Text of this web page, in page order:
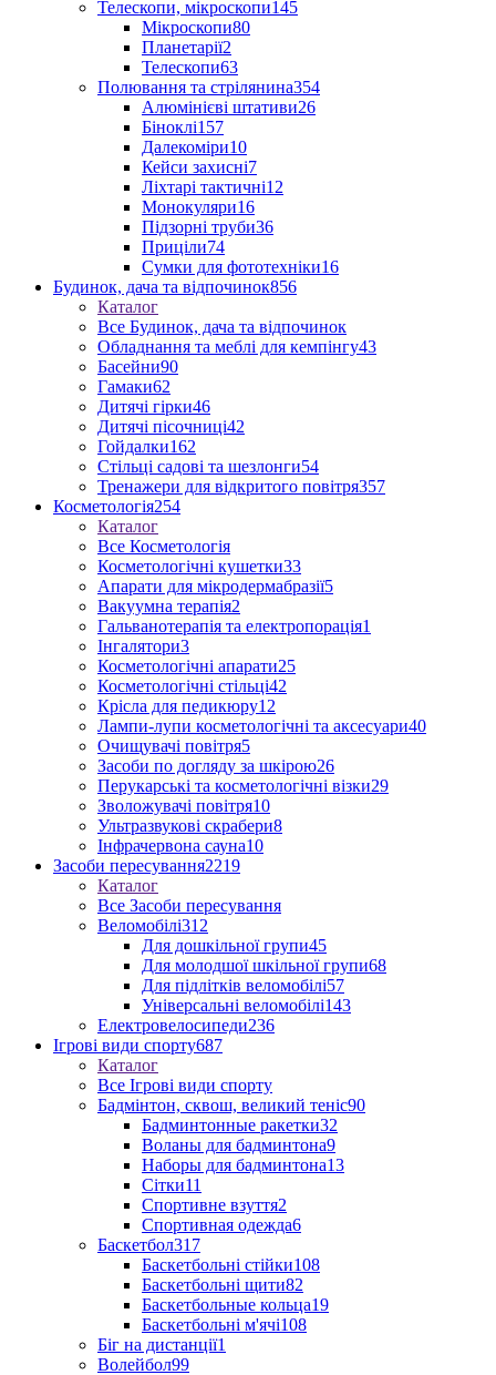
Телескопи, мікроскопи145
Мікроскопи80
Планетарії2
Телескопи63
Полювання та стрілянина354
Алюмінієві штативи26
Біноклі157
Далекоміри10
Кейси захисні7
Ліхтарі тактичні12
Монокуляри16
Підзорні труби36
Приціли74
Сумки для фототехніки16
Будинок, дача та відпочинок856
Каталог
Все Будинок, дача та відпочинок
Обладнання та меблі для кемпінгу43
Басейни90
Гамаки62
Дитячі гірки46
Дитячі пісочниці42
Гойдалки162
Стільці садові та шезлонги54
Тренажери для відкритого повітря357
Косметологія254
Каталог
Все Косметологія
Косметологічні кушетки33
Апарати для мікродермабразії5
Вакуумна терапія2
Гальванотерапія та електропорація1
Інгалятори3
Косметологічні апарати25
Косметологічні стільці42
Крісла для педикюру12
Лампи-лупи косметологічні та аксесуари40
Очищувачі повітря5
Засоби по догляду за шкірою26
Перукарські та косметологічні візки29
Зволожувачі повітря10
Ультразвукові скрабери8
Інфрачервона сауна10
Засоби пересування2219
Каталог
Все Засоби пересування
Веломобілі312
Для дошкільної групи45
Для молодшої шкільної групи68
Для підлітків веломобілі57
Універсальні веломобілі143
Електровелосипеди236
Ігрові види спорту687
Каталог
Все Ігрові види спорту
Бадмінтон, сквош, великий теніс90
Бадминтонные ракетки32
Воланы для бадминтона9
Наборы для бадминтона13
Сітки11
Спортивне взуття2
Спортивная одежда6
Баскетбол317
Баскетбольні стійки108
Баскетбольні щити82
Баскетбольные кольца19
Баскетбольні м'ячі108
Біг на дистанції1
Волейбол99